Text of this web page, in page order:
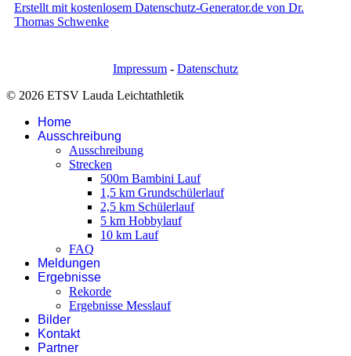
Erstellt mit kostenlosem Datenschutz-Generator.de von Dr.
Thomas Schwenke
Impressum - Datenschutz
© 2026 ETSV Lauda Leichtathletik
Home
Ausschreibung
Ausschreibung
Strecken
500m Bambini Lauf
1,5 km Grundschülerlauf
2,5 km Schülerlauf
5 km Hobbylauf
10 km Lauf
FAQ
Meldungen
Ergebnisse
Rekorde
Ergebnisse Messlauf
Bilder
Kontakt
Partner